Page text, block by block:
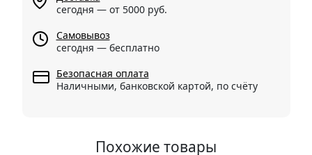
сегодня — от 5000 руб.
Самовывоз
сегодня — бесплатно
Безопасная оплата
Наличными, банковской картой, по счёту
Похожие товары